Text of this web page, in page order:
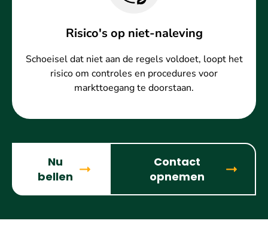
Risico's op niet-naleving
Schoeisel dat niet aan de regels voldoet, loopt het
risico om controles en procedures voor
markttoegang te doorstaan.
Nu
bellen
Contact
opnemen